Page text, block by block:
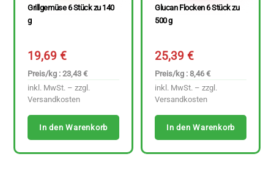
Grillgemüse 6 Stück zu 140
g
19,69€
Preis/kg : 23,43 €
inkl. MwSt. – zzgl.
Versandkosten
In den Warenkorb
Glucan Flocken 6 Stück zu
500 g
25,39€
Preis/kg : 8,46 €
inkl. MwSt. – zzgl.
Versandkosten
In den Warenkorb